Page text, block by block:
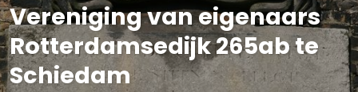
Vereniging van eigenaars
Rotterdamsedijk 265ab te
Schiedam